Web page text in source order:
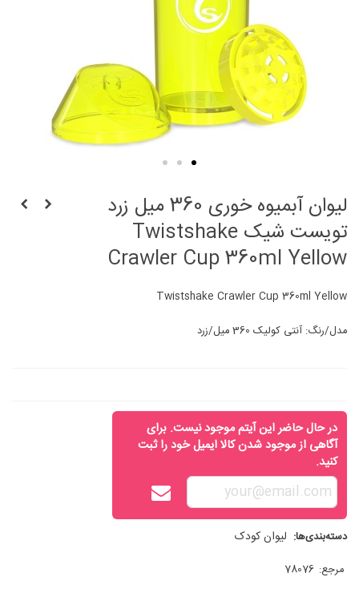
لیوان آبمیوه خوری 360 میل زرد
تویست شیک Twistshake
Crawler Cup 360ml Yellow
Twistshake Crawler Cup 360ml Yellow
مدل/رنگ: آنتی کولیک 360 میل/زرد
در حال حاضر این آیتم موجود نیست. برای
آگاهی از موجود شدن کالا ایمیل خود را ثبت
کنید.
دسته‌بندی‌ها: لیوان کودک
مرجع: 78076